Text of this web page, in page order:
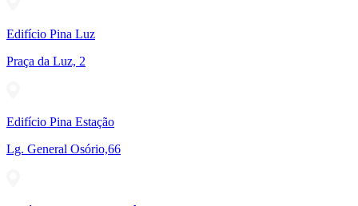
Edifício Pina Luz
Praça da Luz, 2
Edifício Pina Estação
Lg. General Osório,66